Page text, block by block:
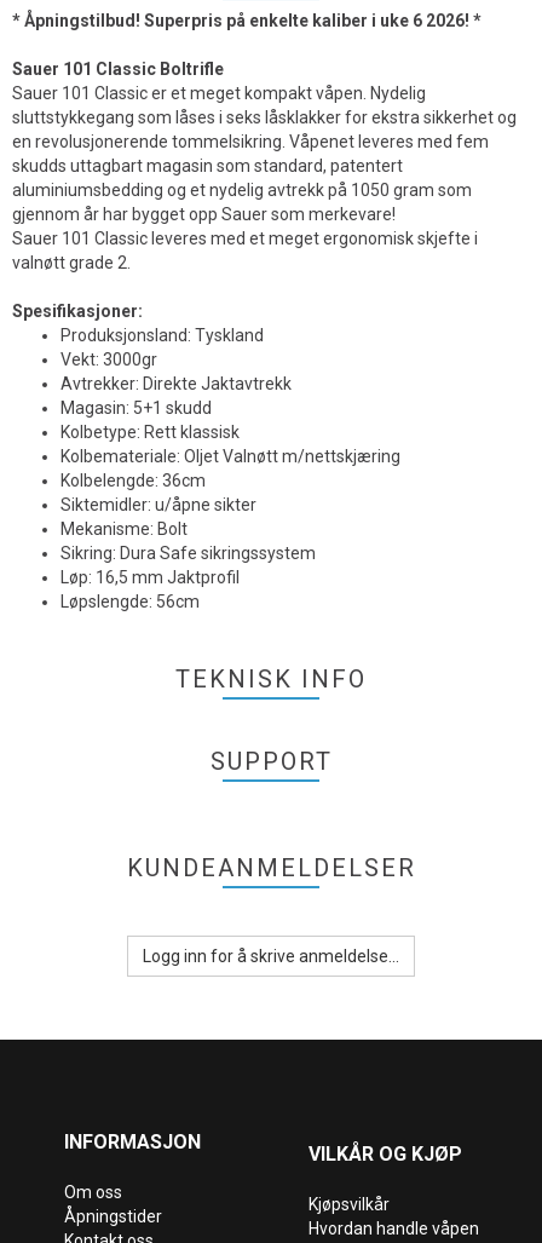
* Åpningstilbud! Superpris på enkelte kaliber i uke 6 2026! *
Sauer 101 Classic Boltrifle
Sauer 101 Classic er et meget kompakt våpen. Nydelig
sluttstykkegang som låses i seks låsklakker for ekstra sikkerhet og
en revolusjonerende tommelsikring. Våpenet leveres med fem
skudds uttagbart magasin som standard, patentert
aluminiumsbedding og et nydelig avtrekk på 1050 gram som
gjennom år har bygget opp Sauer som merkevare!
Sauer 101 Classic leveres med et meget ergonomisk skjefte i
valnøtt grade 2.
Spesifikasjoner:
Produksjonsland: Tyskland
Vekt: 3000gr
Avtrekker: Direkte Jaktavtrekk
Magasin: 5+1 skudd
Kolbetype: Rett klassisk
Kolbemateriale: Oljet Valnøtt m/nettskjæring
Kolbelengde: 36cm
Siktemidler: u/åpne sikter
Mekanisme: Bolt
Sikring: Dura Safe sikringssystem
Løp: 16,5 mm Jaktprofil
Løpslengde: 56cm
TEKNISK INFO
SUPPORT
KUNDEANMELDELSER
Logg inn for å skrive anmeldelse...
INFORMASJON
Om oss
Åpningstider
VILKÅR OG KJØP
Kjøpsvilkår
Hvordan handle våpen